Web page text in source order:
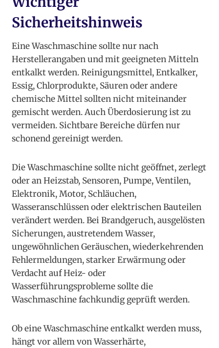
Sicherheitshinweis
Eine Waschmaschine sollte nur nach
Herstellerangaben und mit geeigneten Mitteln
entkalkt werden. Reinigungsmittel, Entkalker,
Essig, Chlorprodukte, Säuren oder andere
chemische Mittel sollten nicht miteinander
gemischt werden. Auch Überdosierung ist zu
vermeiden. Sichtbare Bereiche dürfen nur
schonend gereinigt werden.
Die Waschmaschine sollte nicht geöffnet, zerlegt
oder an Heizstab, Sensoren, Pumpe, Ventilen,
Elektronik, Motor, Schläuchen,
Wasseranschlüssen oder elektrischen Bauteilen
verändert werden. Bei Brandgeruch, ausgelösten
Sicherungen, austretendem Wasser,
ungewöhnlichen Geräuschen, wiederkehrenden
Fehlermeldungen, starker Erwärmung oder
Verdacht auf Heiz- oder
Wasserführungsprobleme sollte die
Waschmaschine fachkundig geprüft werden.
Ob eine Waschmaschine entkalkt werden muss,
hängt vor allem von Wasserhärte,